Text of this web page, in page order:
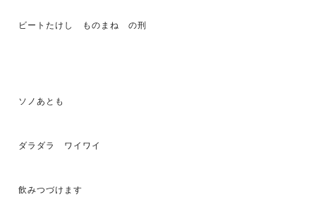
ビートたけし ものまね の刑
ソノあとも
ダラダラ ワイワイ
飲みつづけます